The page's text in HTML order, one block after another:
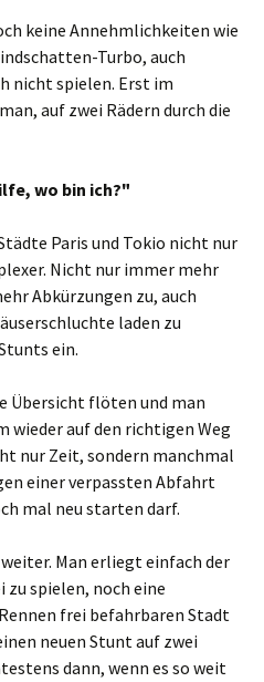
keine Annehmlichkeiten wie
Turbo, auch
nicht spielen. Erst im
auf zwei Rädern durch die
wo bin ich?"
Paris und Tokio nicht nur
Nicht nur immer mehr
Abkürzungen zu, auch
laden zu
ein.
Übersicht flöten und man
wieder auf den richtigen Weg
nur Zeit, sondern manchmal
einer verpassten Abfahrt
mal neu starten darf.
Man erliegt einfach der
zu spielen, noch eine
frei befahrbaren Stadt
neuen Stunt auf zwei
dann, wenn es so weit